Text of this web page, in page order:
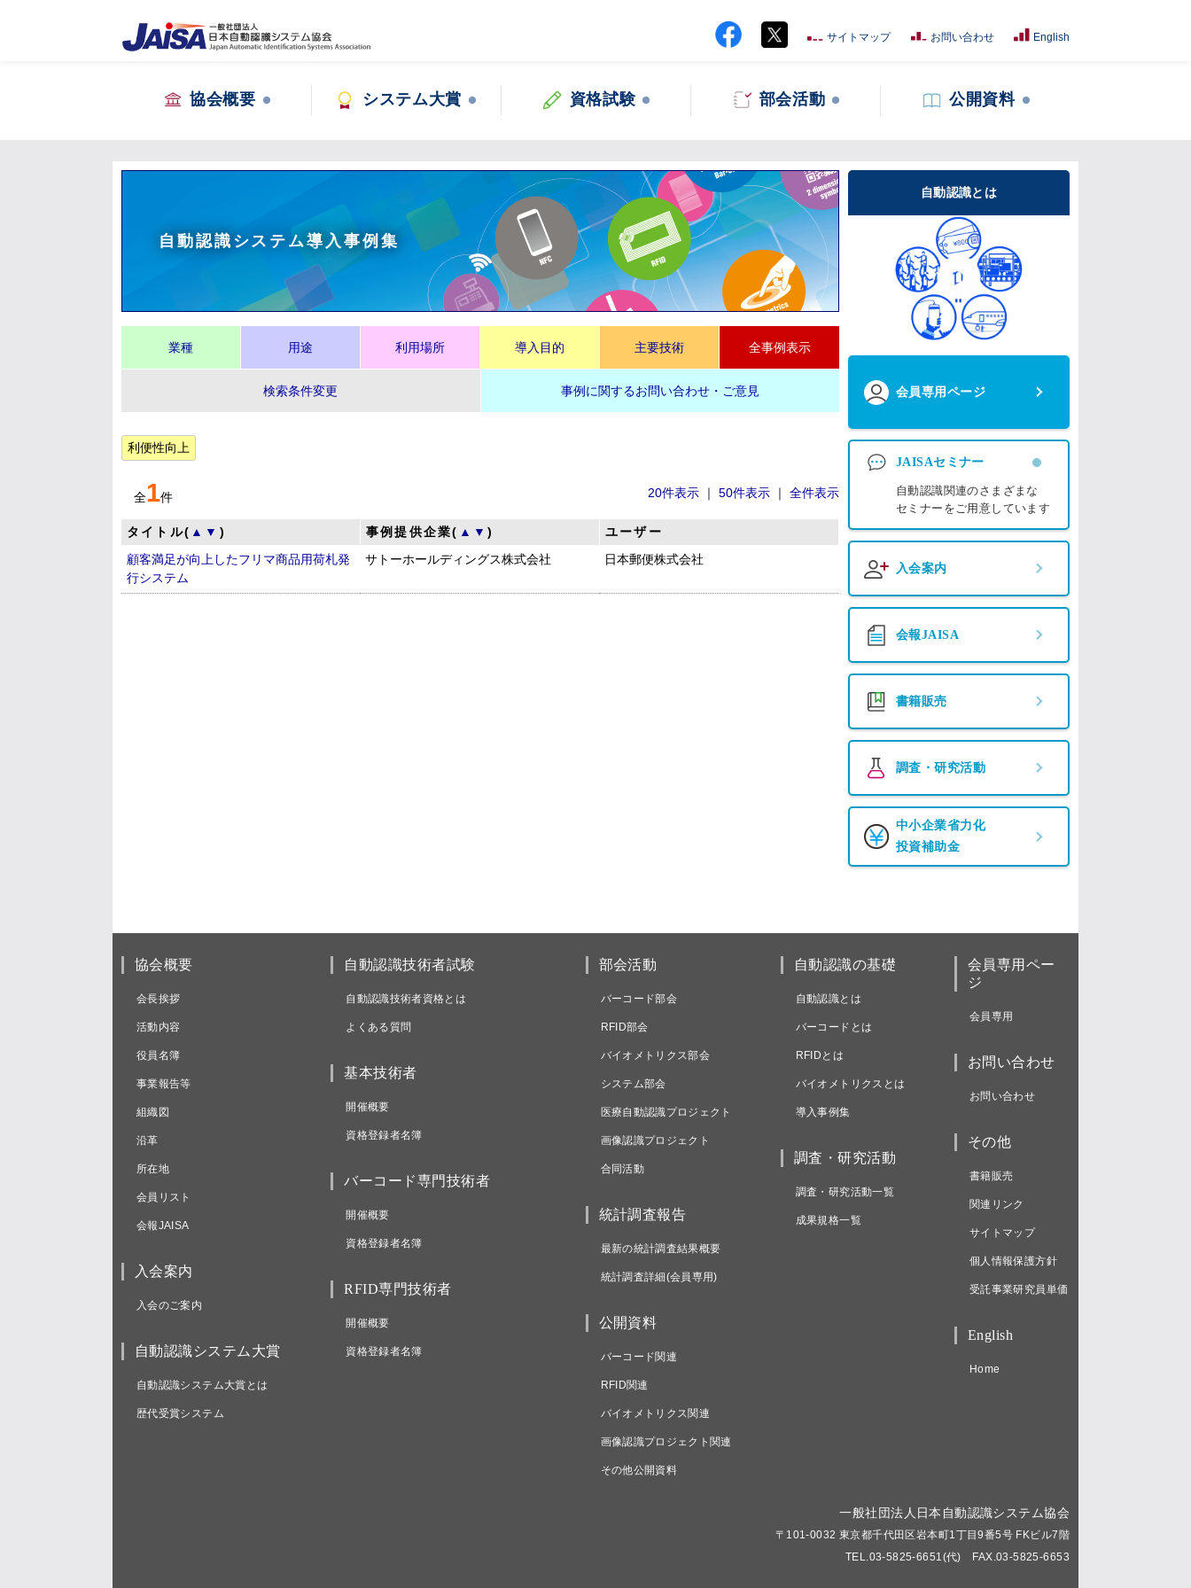
サイトマップ お問い合わせ English
協会概要 システム大賞 資格試験 部会活動 公開資料
自動認識システム導入事例集
業種 用途 利用場所 導入目的 主要技術 全事例表示
検索条件変更 事例に関するお問い合わせ・ご意見
利便性向上
全1件 20件表示 ｜ 50件表示 ｜ 全件表示
タイトル( ▲ ▼ ) 事例提供企業( ▲ ▼)
ユーザー
顧客満足が向上したフリマ商品用荷札発
行システム
サトーホールディングス株式会社 日本郵便株式会社
自動認識とは
会員専用ページ
JAISAセミナー
自動認識関連のさまざまな
セミナーをご用意しています
入会案内
会報JAISA
書籍販売
調査・研究活動
中小企業省力化
投資補助金
協会概要
会長挨拶
活動内容
役員名簿
事業報告等
組織図
沿革
所在地
会員リスト
会報JAISA
入会案内
入会のご案内
自動認識システム大賞
自動認識システム大賞とは
歴代受賞システム
自動認識技術者試験
自動認識技術者資格とは
よくある質問
基本技術者
開催概要
資格登録者名簿
バーコード専門技術者
開催概要
資格登録者名簿
RFID専門技術者
開催概要
資格登録者名簿
部会活動
バーコード部会
RFID部会
バイオメトリクス部会
システム部会
医療自動認識プロジェクト
画像認識プロジェクト
合同活動
統計調査報告
最新の統計調査結果概要
統計調査詳細(会員専用)
公開資料
バーコード関連
RFID関連
バイオメトリクス関連
画像認識プロジェクト関連
その他公開資料
自動認識の基礎
自動認識とは
バーコードとは
RFIDとは
バイオメトリクスとは
導入事例集
調査・研究活動
調査・研究活動一覧
成果規格一覧
会員専用ペー
ジ
会員専用
お問い合わせ
お問い合わせ
その他
書籍販売
関連リンク
サイトマップ
個人情報保護方針
受託事業研究員単価
English
Home
一般社団法人日本自動認識システム協会
〒101-0032 東京都千代田区岩本町1丁目9番5号 FKビル7階
TEL.03-5825-6651(代) FAX.03-5825-6653